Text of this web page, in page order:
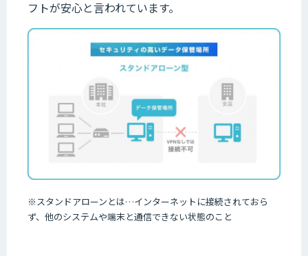
フトが安心と言われています。
※スタンドアローンとは…インターネットに接続されておら
ず、他のシステムや端末と通信できない状態のこと